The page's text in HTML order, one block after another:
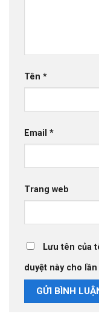
Tên *
Email *
Trang web
Lưu tên của
duyệt này cho